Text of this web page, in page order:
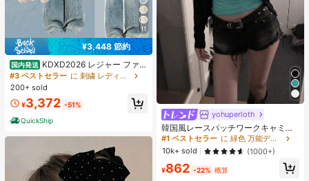
11
¥3,448 節約
国内発送 KDXD2026 レジャー ファッ
ション ロングサイズ 夏服 女性 ワイ
ルドスタイル ボア付きトップス ワイ
ルドスタイル ロングスカート 3点セ
ット UVカット 軽量 通気性 袖付き
ヒップカバー効果 通気性抜群 サイズ
豊富
#3 ベストセラー
に 刺繍 レディースコーデ
200+ sold
¥3,372 -51%
QuickShip
yohuperloth
韓国風レースパッチワークキャミソ
ールタンクトップ、Y2Kエステティ
ック、ストリートウェアカジュアル
サマー
#1 ベストセラー
売り切れ間近！
#1 ベストセラー
に 緑色 万能デイリートップス
売り切れ間近！
#1 ベストセラー
に 緑色 万能デイリートップス
売り切れ間近！
#1 ベストセラー
売り切れ間近！
10k+ sold (1000+)
¥862 -22% 概算